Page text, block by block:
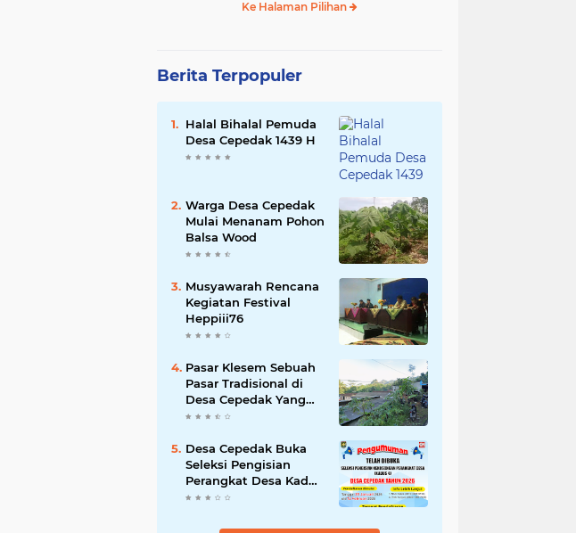
Ke Halaman Pilihan
Berita Terpopuler
Halal Bihalal Pemuda
Desa Cepedak 1439 H
Warga Desa Cepedak
Mulai Menanam Pohon
Balsa Wood
Musyawarah Rencana
Kegiatan Festival
Heppiii76
Pasar Klesem Sebuah
Pasar Tradisional di
Desa Cepedak Yang
Legendaris
Desa Cepedak Buka
Seleksi Pengisian
Perangkat Desa Kadus
4 Tahun 2026